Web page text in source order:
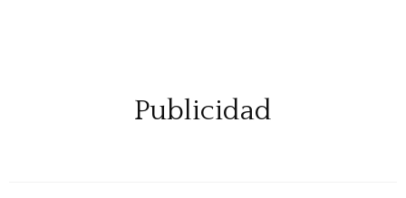
Publicidad